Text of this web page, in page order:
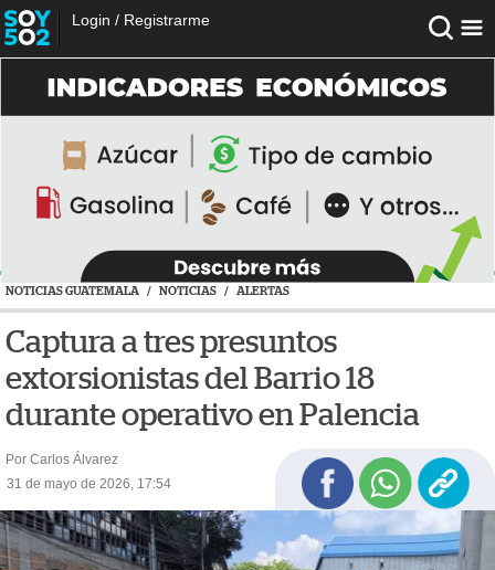
Login / Registrarme
NOTICIAS GUATEMALA / NOTICIAS / ALERTAS
Captura a tres presuntos
extorsionistas del Barrio 18
durante operativo en Palencia
Por Carlos Álvarez
31 de mayo de 2026, 17:54